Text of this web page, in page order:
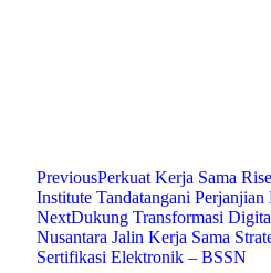
PreviousPerkuat Kerja Sama
Institute Tandatangani Perjanjian
NextDukung Transformasi
Nusantara Jalin Kerja Sama
Sertifikasi Elektronik – BSSN